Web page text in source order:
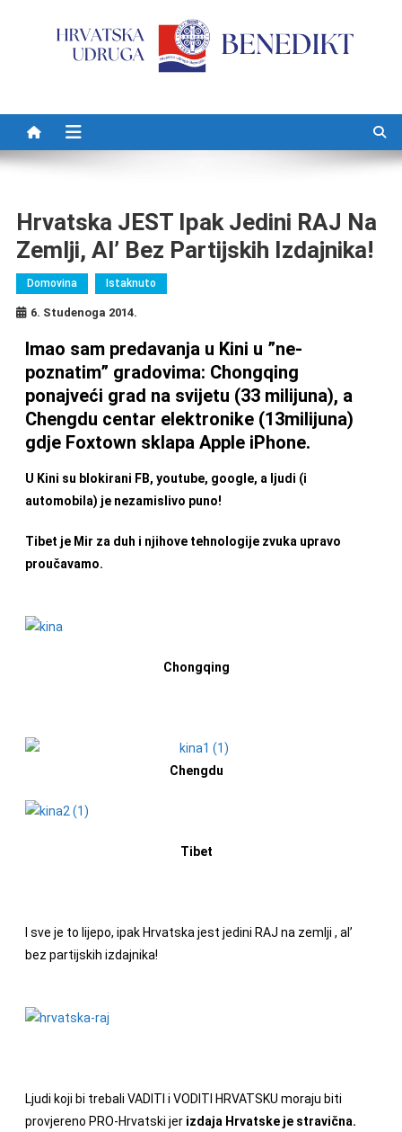
Hrvatska JEST Ipak Jedini RAJ Na
Zemlji, Al’ Bez Partijskih Izdajnika!
Domovina Istaknuto
6. Studenoga 2014.
Imao sam predavanja u Kini u ”ne-
poznatim” gradovima: Chongqing
ponajveći grad na svijetu (33 milijuna), a
Chengdu centar elektronike (13milijuna)
gdje Foxtown sklapa Apple iPhone.
U Kini su blokirani FB, youtube, google, a ljudi (i
automobila) je nezamislivo puno!
Tibet je Mir za duh i njihove tehnologije zvuka upravo
proučavamo.
Chongqing
Chengdu
Tibet
I sve je to lijepo, ipak Hrvatska jest jedini RAJ na zemlji , al’
bez partijskih izdajnika!
Ljudi koji bi trebali VADITI i VODITI HRVATSKU moraju biti
provjereno PRO-Hrvatski jer izdaja Hrvatske je stravična.